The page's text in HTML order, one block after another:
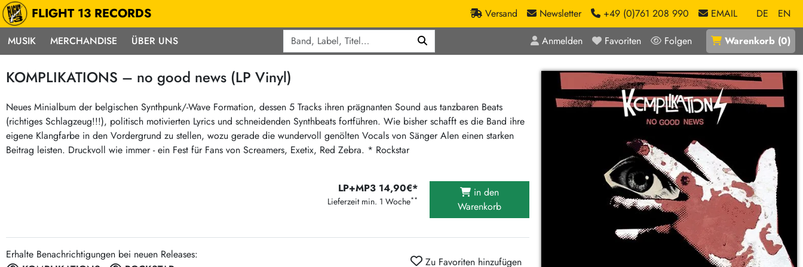
FLIGHT 13 RECORDS Versand Newsletter +49 (0)761 208 990 EMAIL DE
EN
MUSIK
Musik
Alle Neuheiten
Pre-Order
Highlights
Exklusiv & Limitiert
deutschsprachig
Soundtracks
Hardcore
Emo
Postpunk / New Wave
Punkrock
Vintage-Rock / Metal
Electronic
Neoklassik
Abstract / Ambient
Electronic Goods
Reggae/Ska
Soul / Exotica / Jazz
Crazysane Günstiger
Fuzzorama günstiger
Tapete Records günstiger
Warner Rockerwochen
Universal Vinyl Günstig
International Anthem Sommer 2026
BMG Aktion
Music on Vinyl-Aktion
MERCHANDISE ÜBER UNS Anmelden Favoriten Folgen Warenkorb (0)
KOMPLIKATIONS – no good news (LP Vinyl)
Neues Minialbum der belgischen Synthpunk/-Wave Formation, dessen 5 Tracks ihren prägnanten Sound aus tanzbaren Beats
(richtiges Schlagzeug!!!), politisch motivierten Lyrics und schneidenden Synthbeats fortführen. Wie bisher schafft es die Band ihre
eigene Klangfarbe in den Vordergrund zu stellen, wozu gerade die wundervoll genölten Vocals von Sänger Alen einen starken
Beitrag leisten. Druckvoll wie immer - ein Fest für Fans von Screamers, Exetix, Red Zebra. * Rockstar
LP+MP3 14,90€*
Lieferzeit min. 1 Woche**
in den
Warenkorb
Erhalte Benachrichtigungen bei neuen Releases:
Zu Favoriten hinzufügen